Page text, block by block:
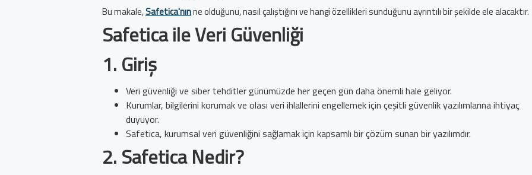
Bu makale,Safetica'nınne olduğunu, nasıl çalıştığını ve hangi özellikleri sunduğunu ayrıntılı bir şekilde ele alacaktır.
Safetica ile Veri Güvenliği
1. Giriş
Veri güvenliği ve siber tehditler günümüzde her geçen gün daha önemli hale geliyor.
Kurumlar, bilgilerini korumak ve olası veri ihlallerini engellemek için çeşitli güvenlik yazılımlarına ihtiyaç
duyuyor.
Safetica, kurumsal veri güvenliğini sağlamak için kapsamlı bir çözüm sunan bir yazılımdır.
2. Safetica Nedir?